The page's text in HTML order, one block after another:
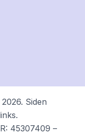
Siden
45307409 –